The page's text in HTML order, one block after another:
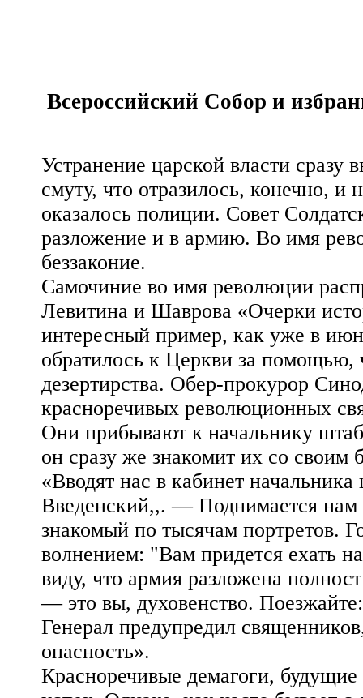
Всероссийский Собор и
Устранение царской власти сразу
смуту, что отразилось, конечно,
оказалось полиции. Совет
разложение и в армию. Во имя
беззаконие.
Самочиние во имя революции
Левитина и Шаврова «Очерки
интересный пример, как уже в
обратилось к Церкви за помощью,
дезертирства. Обер-прокурор
красноречивых революционных
Они прибывают к начальнику
он сразу же знакомит их со своим
«Вводят нас в кабинет
Введенский,,. — Поднимается нам
знакомый по тысячам портретов.
волнением: "Вам придется ехать
виду, что армия разложена
— это вы, духовенство.
Генерал предупредил
опасность».
Красноречивые демагоги,